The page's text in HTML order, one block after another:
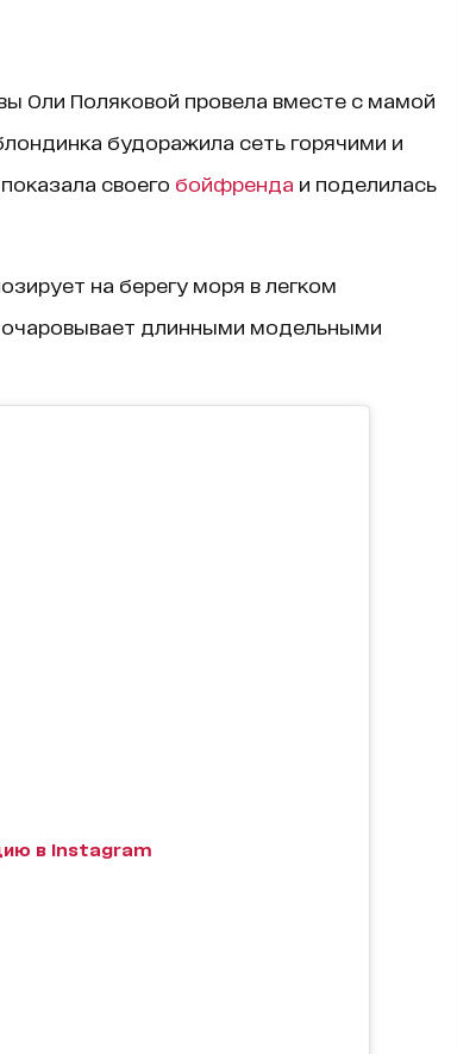
Оли Поляковой провела вместе с мамой
будоражила сеть горячими и
своего бойфренда и поделилась
на берегу моря в легком
длинными модельными
в Instagram